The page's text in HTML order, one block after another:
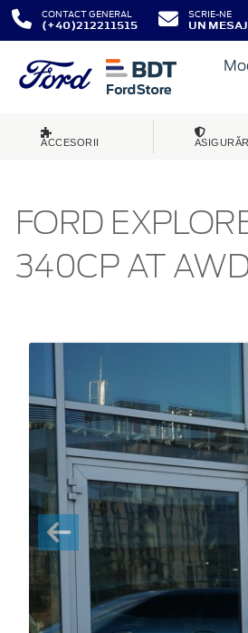
CONTACT GENERAL
(+40)212211515
SCRIE-NE
UN MESAJ
ACCESORII
FORD
340CP AT